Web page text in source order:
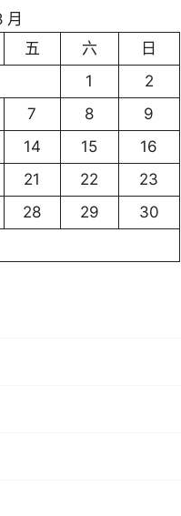
月
五 六
日
1
2
7 8
9
14 15
16
21 22
23
28 29
30